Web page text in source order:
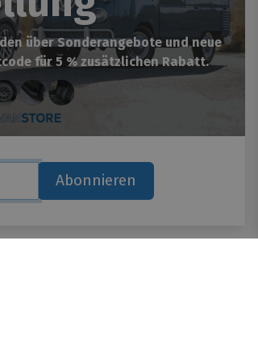
und mit ebenso
Produkt zu
und transportiert
Sie fahren.
für mehr
schwere Last.
Dach rollen. Die
über Sonderangebote und neue
für 5 % zusätzlichen Rabatt.
Abonnieren